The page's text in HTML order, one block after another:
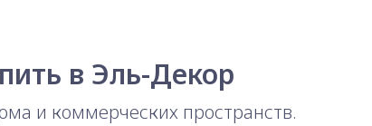
в Эль-Декор
и коммерческих пространств.